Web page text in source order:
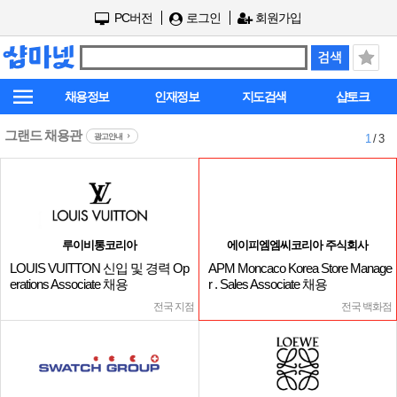
PC버전 로그인 회원가입
채용정보 인재정보 지도검색 샵토크
그랜드 채용관 광고안내 1/ 3
루이비통코리아
LOUIS VUITTON 신입 및 경력 Op
erations Associate 채용
전국 지점
에이피엠엠씨코리아 주식회사
APM Moncaco Korea Store Manage
r . Sales Associate 채용
전국 백화점